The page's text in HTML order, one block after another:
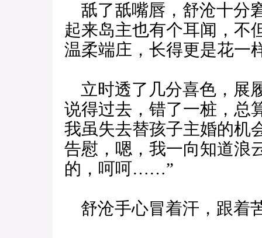
舐了舐嘴唇，舒沧十分
起来岛主也有个耳闻，不
温柔端庄，长得更是花
立时透了几分喜色，展
说得过去，错了一桩，总
我虽失去替孩子主婚的机
告慰，嗯，我一向知道浪
的，呵呵……”
舒沧手心冒着汗，跟着